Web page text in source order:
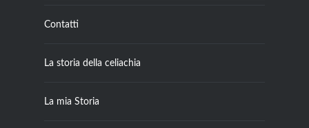
Contatti
La storia della celiachia
La mia Storia